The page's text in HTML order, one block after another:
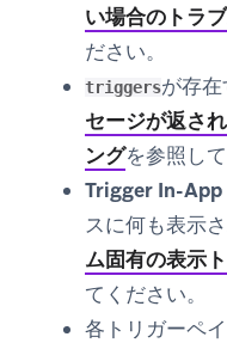
い場合のトラ
ださい。
triggersが存
セージが返さ
ングを参照して
Trigger In-App
スに何も表示
ム固有の表示
てください。
各トリガーペ